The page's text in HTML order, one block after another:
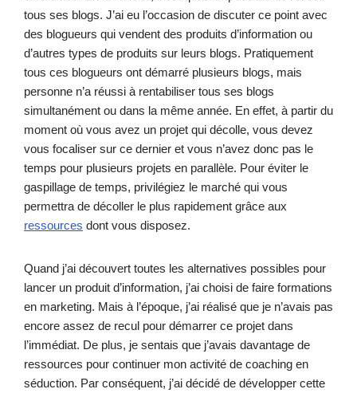
tous ses blogs. J’ai eu l’occasion de discuter ce point avec
des blogueurs qui vendent des produits d’information ou
d’autres types de produits sur leurs blogs. Pratiquement
tous ces blogueurs ont démarré plusieurs blogs, mais
personne n’a réussi à rentabiliser tous ses blogs
simultanément ou dans la même année. En effet, à partir du
moment où vous avez un projet qui décolle, vous devez
vous focaliser sur ce dernier et vous n’avez donc pas le
temps pour plusieurs projets en parallèle. Pour éviter le
gaspillage de temps, privilégiez le marché qui vous
permettra de décoller le plus rapidement grâce aux
ressources dont vous disposez.
Quand j’ai découvert toutes les alternatives possibles pour
lancer un produit d’information, j’ai choisi de faire formations
en marketing. Mais à l’époque, j’ai réalisé que je n’avais pas
encore assez de recul pour démarrer ce projet dans
l’immédiat. De plus, je sentais que j’avais davantage de
ressources pour continuer mon activité de coaching en
séduction. Par conséquent, j’ai décidé de développer cette